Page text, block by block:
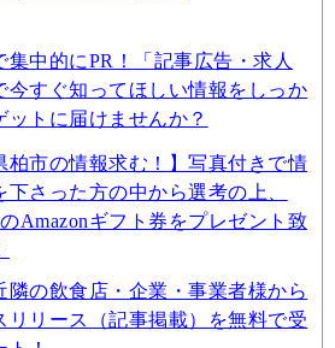
集中的にPR！「記事広告・求人
今すぐ知ってほしい情報をしっか
ットに届けませんか？
柏市の情報求む！】写真付きで情
下さった方の中から選考の上、
Amazonギフト券をプレゼント致
隣の飲食店・企業・事業者様から
リリース（記事掲載）を無料で受